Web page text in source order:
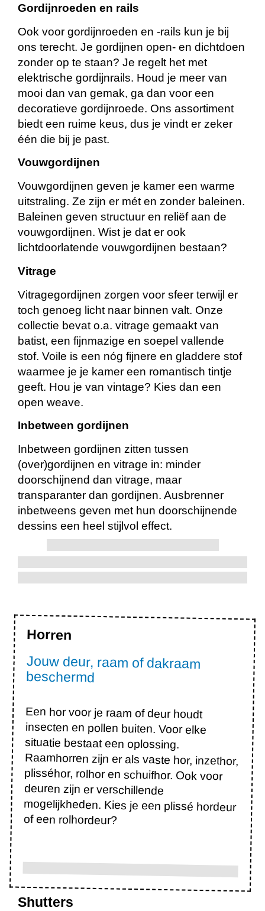
Gordijnroeden en rails
Ook voor gordijnroeden en -rails kun je bij
ons terecht. Je gordijnen open- en dichtdoen
zonder op te staan? Je regelt het met
elektrische gordijnrails. Houd je meer van
mooi dan van gemak, ga dan voor een
decoratieve gordijnroede. Ons assortiment
biedt een ruime keus, dus je vindt er zeker
één die bij je past.
Vouwgordijnen
Vouwgordijnen geven je kamer een warme
uitstraling. Ze zijn er mét en zonder baleinen.
Baleinen geven structuur en reliëf aan de
vouwgordijnen. Wist je dat er ook
lichtdoorlatende vouwgordijnen bestaan?
Vitrage
Vitragegordijnen zorgen voor sfeer terwijl er
toch genoeg licht naar binnen valt. Onze
collectie bevat o.a. vitrage gemaakt van
batist, een fijnmazige en soepel vallende
stof. Voile is een nóg fijnere en gladdere stof
waarmee je je kamer een romantisch tintje
geeft. Hou je van vintage? Kies dan een
open weave.
Inbetween gordijnen
Inbetween gordijnen zitten tussen
(over)gordijnen en vitrage in: minder
doorschijnend dan vitrage, maar
transparanter dan gordijnen. Ausbrenner
inbetweens geven met hun doorschijnende
dessins een heel stijlvol effect.
Horren
Jouw deur, raam of dakraam
beschermd
Een hor voor je raam of deur houdt
insecten en pollen buiten. Voor elke
situatie bestaat een oplossing.
Raamhorren zijn er als vaste hor, inzethor,
plisséhor, rolhor en schuifhor. Ook voor
deuren zijn er verschillende
mogelijkheden. Kies je een plissé hordeur
of een rolhordeur?
Shutters